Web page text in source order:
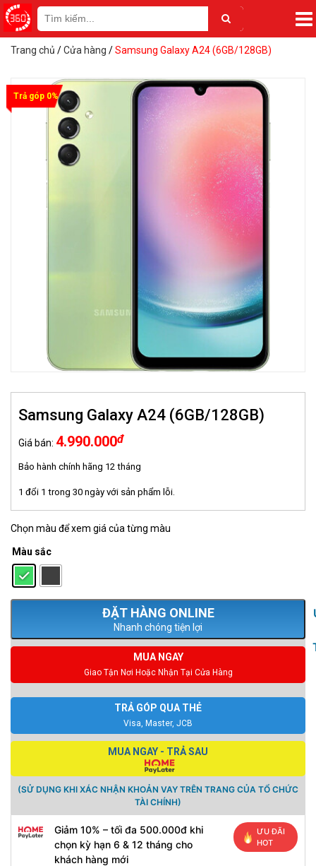
Trang chủ /Cửa hàng /Samsung Galaxy A24 (6GB/128GB)
Trả góp 0%
Samsung Galaxy A24 (6GB/128GB)
Giá bán: 4.990.000đ
Bảo hành chính hãng 12 tháng
1 đổi 1 trong 30 ngày với sản phẩm lỗi.
Chọn màu để xem giá của từng màu
Màu sắc
Nhanh chóng tiện lợi
MUA NGAY
Giao Tận Nơi Hoặc Nhận Tại Cửa Hàng
TRẢ GÓP QUA THẺ
Visa, Master, JCB
MUA NGAY - TRẢ SAU
(SỬ DỤNG KHI XÁC NHẬN KHOẢN VAY TRÊN TRANG CỦA TỔ CHỨC
TÀI CHÍNH)
Giảm 10% – tối đa 500.000đ khi
chọn kỳ hạn 6 & 12 tháng cho
khách hàng mới
ƯU ĐÃI
HOT